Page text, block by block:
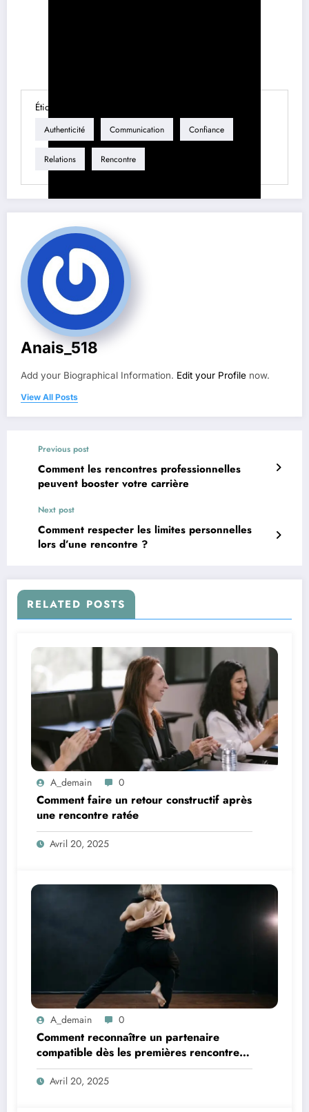
Étiquette
Authenticité Communication Confiance
Relations Rencontre
Anais_518
Add your Biographical Information. Edit your Profile now.
View All Posts
Previous post
Comment les rencontres professionnelles
peuvent booster votre carrière
Next post
Comment respecter les limites personnelles
lors d’une rencontre ?
RELATED POSTS
A_demain 0
Comment faire un retour constructif après
une rencontre ratée
Avril 20, 2025
A_demain 0
Comment reconnaître un partenaire
compatible dès les premières rencontres
?
Avril 20, 2025